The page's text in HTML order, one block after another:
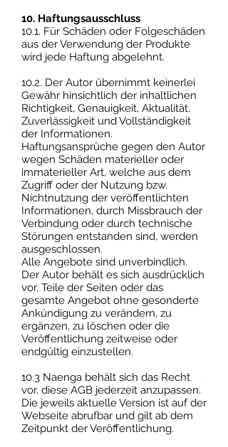
10. Haftungsausschluss
10.1. Für Schäden oder Folgeschäden
aus der Verwendung der Produkte
wird jede Haftung abgelehnt.
10.2. Der Autor übernimmt keinerlei
Gewähr hinsichtlich der inhaltlichen
Richtigkeit, Genauigkeit, Aktualität,
Zuverlässigkeit und Vollständigkeit
der Informationen.
Haftungsansprüche gegen den Autor
wegen Schäden materieller oder
immaterieller Art, welche aus dem
Zugriff oder der Nutzung bzw.
Nichtnutzung der veröffentlichten
Informationen, durch Missbrauch der
Verbindung oder durch technische
Störungen entstanden sind, werden
ausgeschlossen.
Alle Angebote sind unverbindlich.
Der Autor behält es sich ausdrücklich
vor, Teile der Seiten oder das
gesamte Angebot ohne gesonderte
Ankündigung zu verändern, zu
ergänzen, zu löschen oder die
Veröffentlichung zeitweise oder
endgültig einzustellen.
10.3 Naenga behält sich das Recht
vor, diese AGB jederzeit anzupassen.
Die jeweils aktuelle Version ist auf der
Webseite abrufbar und gilt ab dem
Zeitpunkt der Veröffentlichung.